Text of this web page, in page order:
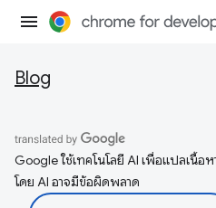
Blog
Google ใช้เทคโนโลยี AI เพื่อแปลเนื้อ
โดย AI อาจมีข้อผิดพลาด